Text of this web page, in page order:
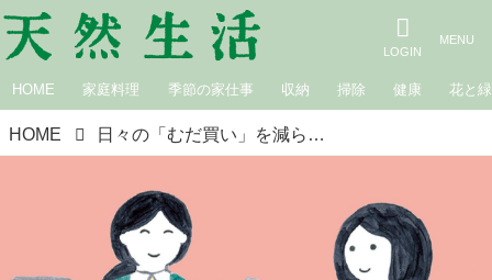
HOME 家庭料理 季節の家仕事 収納 掃除 健康 花と緑
HOME 日々の「むだ買い」を減らすには？ プロが教える“お金をためる”コツ／ファイナンシャルプランナー・西山美紀さん